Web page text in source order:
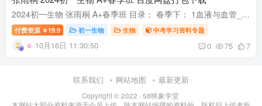
2024初一生物 张雨桐 A+春季班 目录： 春季下： 1血液与血管_ev_ev.mp4 2心脏与血液循环.mp4 3人体内废物的排出.mp4 4血液循环与泌尿系统综合.mp4 5人体对外界环境的感知.mp4 6人体神经调节_ev_...
付费资源 ￥ 19.9 初一生物 生物 中考学习资料专题
10月16日 11:30:50 0 75 7
联系我们 网站地图 最新更新
Copyright © 2022 · 58映象学堂